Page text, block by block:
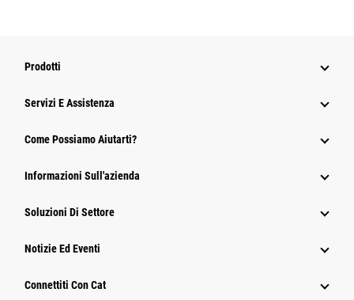
Prodotti
Servizi E Assistenza
Come Possiamo Aiutarti?
Informazioni Sull'azienda
Soluzioni Di Settore
Notizie Ed Eventi
Connettiti Con Cat